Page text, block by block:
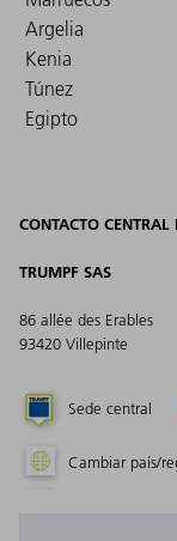
Argelia
Kenia
Túnez
Egipto
CONTACTO CENTRAL
TRUMPF SAS
86 allée des Erables
93420 Villepinte
Sede central
Cambiar país/